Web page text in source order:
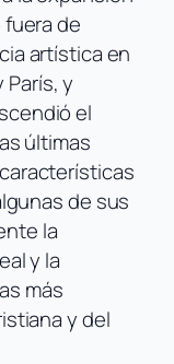
de
artística en
y
el
últimas
de sus
la
y la
más
y del